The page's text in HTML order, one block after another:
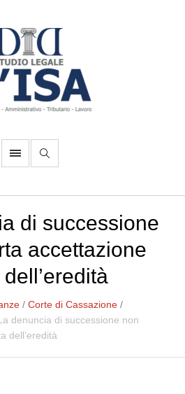
di successione
accettazione
/Corte di Cassazione /
denuncia di successione non
dell’eredità